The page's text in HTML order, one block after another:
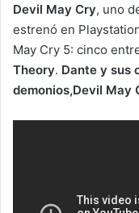
Devil May Cry, uno
estrenó en
May Cry 5: cinco
Theory. Dante y sus
demonios,Devil May